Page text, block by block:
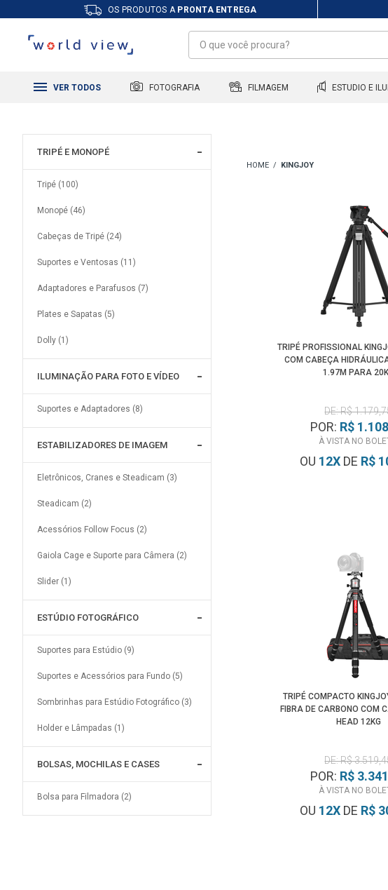
OS PRODUTOS A PRONTA ENTREGA
VER TODOS FOTOGRAFIA FILMAGEM ESTUDIO E
TRIPÉ E MONOPÉ
Tripé (100)
Monopé (46)
Cabeças de Tripé (24)
Suportes e Ventosas (11)
Adaptadores e Parafusos (7)
Plates e Sapatas (5)
Dolly (1)
ILUMINAÇÃO PARA FOTO E VÍDEO
Suportes e Adaptadores (8)
ESTABILIZADORES DE IMAGEM
Eletrônicos, Cranes e Steadicam (3)
Steadicam (2)
Acessórios Follow Focus (2)
Gaiola Cage e Suporte para Câmera (2)
Slider (1)
ESTÚDIO FOTOGRÁFICO
Suportes para Estúdio (9)
Suportes e Acessórios para Fundo (5)
Sombrinhas para Estúdio Fotográfico (3)
Holder e Lâmpadas (1)
BOLSAS, MOCHILAS E CASES
Bolsa para Filmadora (2)
KINGJOY
TRIPÉ PROFISSIONAL
COM CABEÇA
1.97M PARA
DE: R$
POR: R$
À VISTA NO
OU 12X DE R$
TRIPÉ COMPACTO
FIBRA DE CARBONO COM
HEAD 12KG
DE: R$
POR: R$
À VISTA NO
OU 12X DE R$